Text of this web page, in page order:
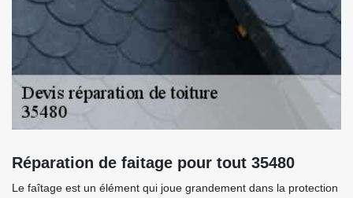
Réparation de faitage pour tout 35480
Le faîtage est un élément qui joue grandement dans la protection